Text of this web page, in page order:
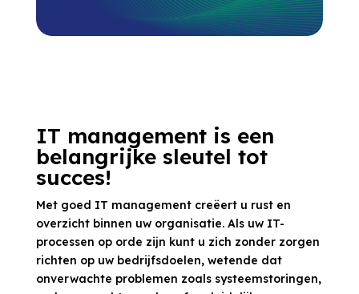
IT management is een
belangrijke sleutel tot
succes!
Met goed IT management creëert u rust en
overzicht binnen uw organisatie. Als uw IT-
processen op orde zijn kunt u zich zonder zorgen
richten op uw bedrijfsdoelen, wetende dat
onverwachte problemen zoals systeemstoringen,